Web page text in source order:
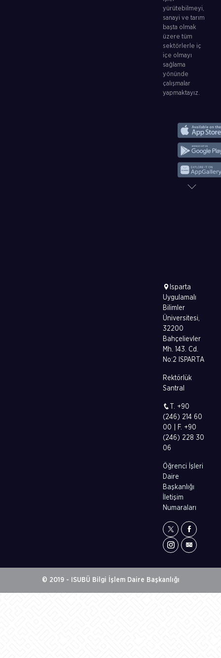
yürütebilmeyi,
sanayi ve tarım
başta olmak
üzere tüm
sektörlerle iç
içe olmayı
sağlama
yönünde
çalışmalar
yapmaktayız.
Isparta
Uygulamalı
Bilimler
Üniversitesi,
32200
Bahçelievler
Mh. 143. Cd.
No:2 ISPARTA
Rektörlük
Santral
T. +90
(246) 214 60
00 | F. +90
(246) 228 30
06
Öğrenci İşleri
Daire
Başkanlığı
İletişim
Numaraları
© 2019 - ISUBÜ Bilgi İşlem Daire Başkanlığı